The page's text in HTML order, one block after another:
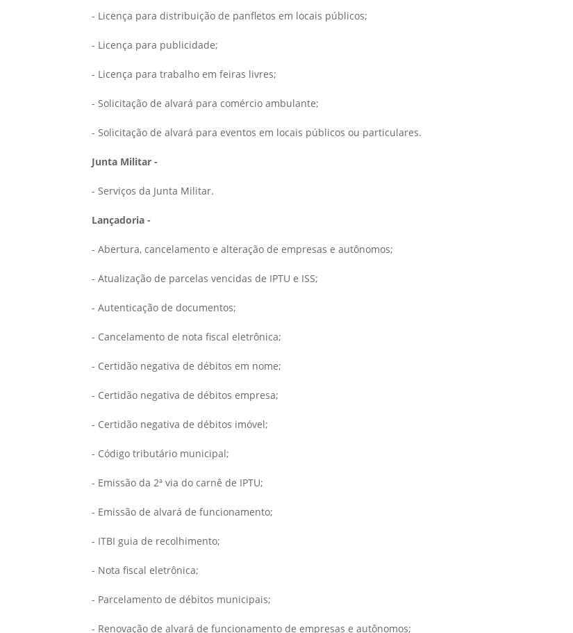
- Licença para distribuição de panfletos em locais públicos;
- Licença para publicidade;
- Licença para trabalho em feiras livres;
- Solicitação de alvará para comércio ambulante;
- Solicitação de alvará para eventos em locais públicos ou particulares.
Junta Militar -
- Serviços da Junta Militar.
Lançadoria -
- Abertura, cancelamento e alteração de empresas e autônomos;
- Atualização de parcelas vencidas de IPTU e ISS;
- Autenticação de documentos;
- Cancelamento de nota fiscal eletrônica;
- Certidão negativa de débitos em nome;
- Certidão negativa de débitos empresa;
- Certidão negativa de débitos imóvel;
- Código tributário municipal;
- Emissão da 2ª via do carnê de IPTU;
- Emissão de alvará de funcionamento;
- ITBI guia de recolhimento;
- Nota fiscal eletrônica;
- Parcelamento de débitos municipais;
- Renovação de alvará de funcionamento de empresas e autônomos;